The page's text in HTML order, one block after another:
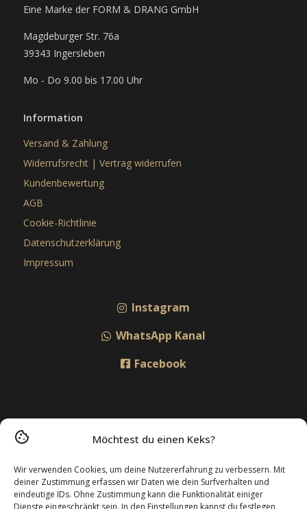
Möchtest du einen Keks?
Wir verwenden Cookies, um deine Nutzererfahrung zu verbessern. Mit
deiner Zustimmung erfassen wir Daten wie dein Surfverhalten und
eindeutige IDs. Ohne Zustimmung kann die Funktionalität einiger
Dienste eingeschränkt sein. In den Einstellungen kannst du festlegen,
Eine Marke der FORM & DRANG GmbH
Magdeburger Str. 76a
39343 Ingersleben
Mo - Do 9.00 bis 17.00 Uhr
Information
Versand & Zahlung
Widerrufsrecht |Vertrag widerrufen
Kundenbewertung
AGB
Cookie-Richtlinie
Datenschutzerklärung
Impressum
Instagram
WhatsApp Kanal
Facebook